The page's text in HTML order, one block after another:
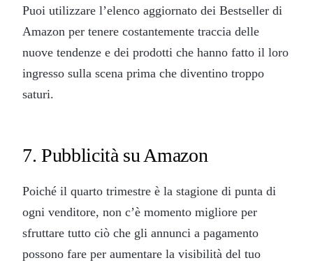
Puoi utilizzare l’elenco aggiornato dei Bestseller di
Amazon per tenere costantemente traccia delle
nuove tendenze e dei prodotti che hanno fatto il loro
ingresso sulla scena prima che diventino troppo
saturi.
7. Pubblicità su Amazon
Poiché il quarto trimestre è la stagione di punta di
ogni venditore, non c’è momento migliore per
sfruttare tutto ciò che gli annunci a pagamento
possono fare per aumentare la visibilità del tuo